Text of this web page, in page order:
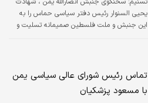
یحیی السنوار رئیس دفتر سیاسی حماس را به
این جنبش و ملت فلسطین صمیمانه تسلیت و
تماس رئیس شورای عالی سیاسی یمن
با مسعود پزشکیان